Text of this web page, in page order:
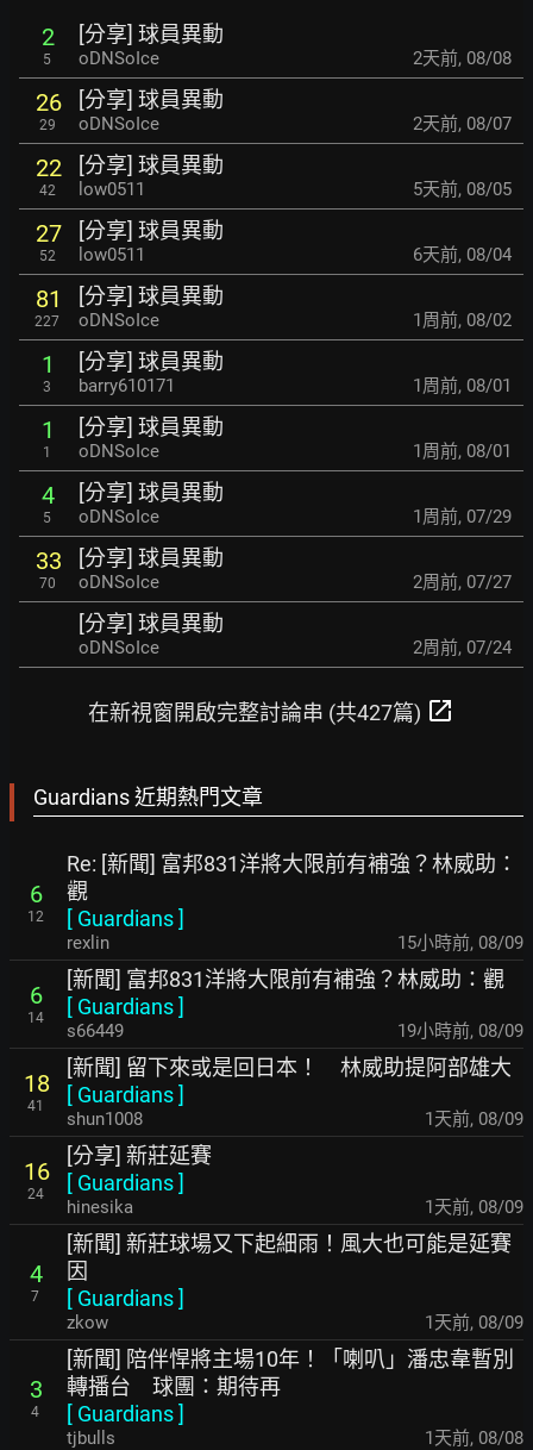
2
5
[分享] 球員異動
oDNSoIce 2天前, 08/08
26
29
[分享] 球員異動
oDNSoIce 2天前, 08/07
22
42
[分享] 球員異動
low0511 5天前, 08/05
27
52
[分享] 球員異動
low0511 6天前, 08/04
81
227
[分享] 球員異動
oDNSoIce 1周前, 08/02
1
3
[分享] 球員異動
barry610171 1周前, 08/01
1
1
[分享] 球員異動
oDNSoIce 1周前, 08/01
4
5
[分享] 球員異動
oDNSoIce 1周前, 07/29
33
70
[分享] 球員異動
oDNSoIce 2周前, 07/27
[分享] 球員異動
oDNSoIce 2周前, 07/24
在新視窗開啟完整討論串 (共427篇) open_in_new
Guardians 近期熱門文章
6
12
Re: [新聞] 富邦831洋將大限前有補強？林威助：
觀
[ Guardians]
rexlin 15小時前, 08/09
6
14
[新聞] 富邦831洋將大限前有補強？林威助：觀
[ Guardians]
s66449 19小時前, 08/09
18
41
[新聞] 留下來或是回日本！ 林威助提阿部雄大
[ Guardians]
shun1008 1天前, 08/09
16
24
[分享] 新莊延賽
[ Guardians]
hinesika 1天前, 08/09
4
7
[新聞] 新莊球場又下起細雨！風大也可能是延賽
因
[ Guardians]
zkow 1天前, 08/09
3
4
[新聞] 陪伴悍將主場10年！「喇叭」潘忠韋暫別
轉播台 球團：期待再
[ Guardians]
tjbulls 1天前, 08/08